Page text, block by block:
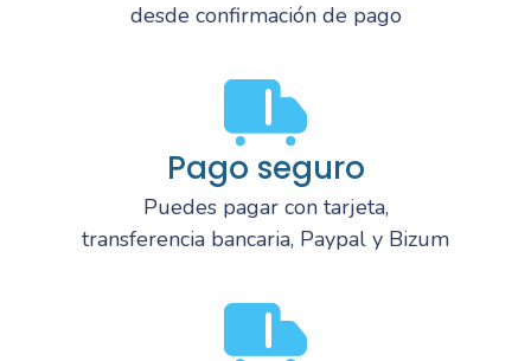
desde confirmación de pago
Pago seguro
Puedes pagar con tarjeta,
transferencia bancaria, Paypal y Bizum